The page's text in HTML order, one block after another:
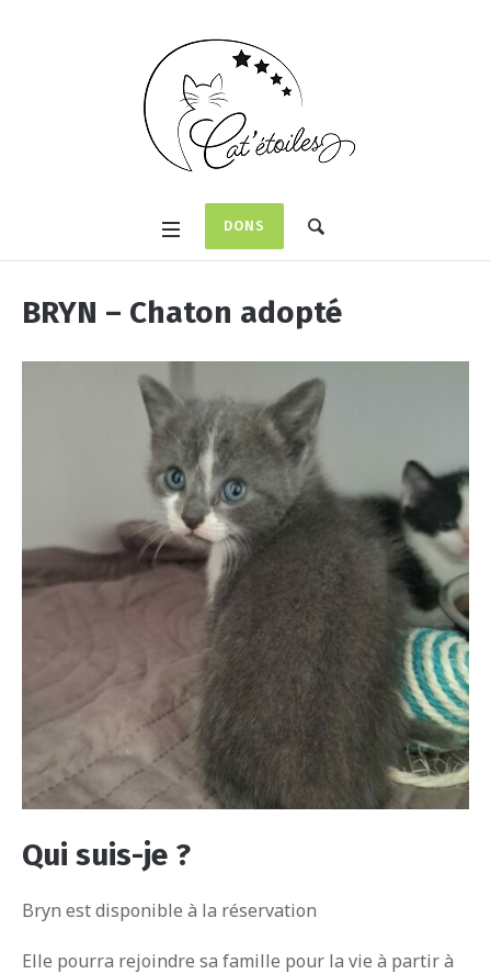
DONS
BRYN – Chaton adopté
Qui suis-je ?
Bryn est disponible à la réservation
Elle pourra rejoindre sa famille pour la vie à partir à